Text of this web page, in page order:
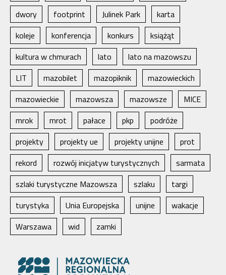
dwory
footprint Julinek Park
karta
koleje
konferencja konkurs
książąt
kultura w chmurach
lato
lato na mazowszu
LIT
mazobilet mazopiknik
mazowieckich
mazowieckie
mazowsza mazowsze
MICE
mrok
mrot pałace pkp
podróże
projekty
projekty ue projekty unijne
prot
rekord
rozwój inicjatyw turystycznych
sarmata
szlaki turystyczne Mazowsza
szlaku
targi
turystyka
Unia Europejska unijne
wakacje
Warszawa
wid zamki